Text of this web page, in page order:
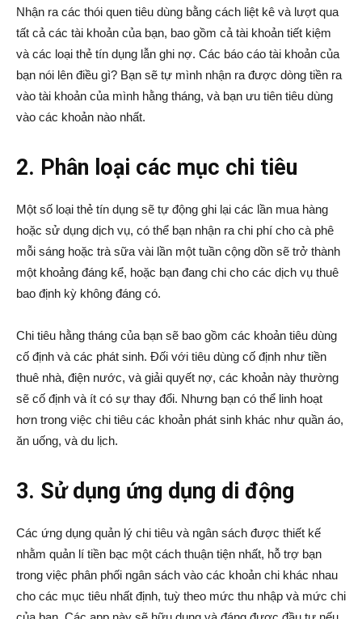
Nhận ra các thói quen tiêu dùng bằng cách liệt kê và lượt qua
tất cả các tài khoản của bạn, bao gồm cả tài khoản tiết kiệm
và các loại thẻ tín dụng lẫn ghi nợ. Các báo cáo tài khoản của
bạn nói lên điều gì? Bạn sẽ tự mình nhận ra được dòng tiền ra
vào tài khoản của mình hằng tháng, và bạn ưu tiên tiêu dùng
vào các khoản nào nhất.
2. Phân loại các mục chi tiêu
Một số loại thẻ tín dụng sẽ tự động ghi lại các lần mua hàng
hoặc sử dụng dịch vụ, có thể bạn nhận ra chi phí cho cà phê
mỗi sáng hoặc trà sữa vài lần một tuần cộng dồn sẽ trở thành
một khoảng đáng kể, hoặc bạn đang chi cho các dịch vụ thuê
bao định kỳ không đáng có.
Chi tiêu hằng tháng của bạn sẽ bao gồm các khoản tiêu dùng
cố định và các phát sinh. Đối với tiêu dùng cố định như tiền
thuê nhà, điện nước, và giải quyết nợ, các khoản này thường
sẽ cố định và ít có sự thay đổi. Nhưng bạn có thể linh hoạt
hơn trong việc chi tiêu các khoản phát sinh khác như quần áo,
ăn uống, và du lịch.
3. Sử dụng ứng dụng di động
Các ứng dụng quản lý chi tiêu và ngân sách được thiết kế
nhằm quản lí tiền bạc một cách thuận tiện nhất, hỗ trợ bạn
trong việc phân phối ngân sách vào các khoản chi khác nhau
cho các mục tiêu nhất định, tuỳ theo mức thu nhập và mức chi